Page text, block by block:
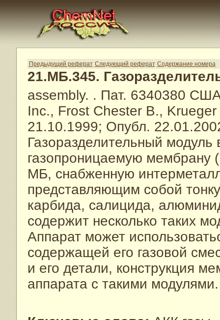
Предыдущий реферат Следующий реферат Содержание номера
21.МБ.345.
assembly. . Пат. 6340380
Inc., Frost Chester B.,
21.10.1999; Опубл.
Газоразделительный
газопроницаемую
МБ, снабженную
представляющим собой
карбида, салицида,
содержит несколько таких
Аппарат может
содержащей его газовой
и его детали, конструкция
аппарата с такими модулями.